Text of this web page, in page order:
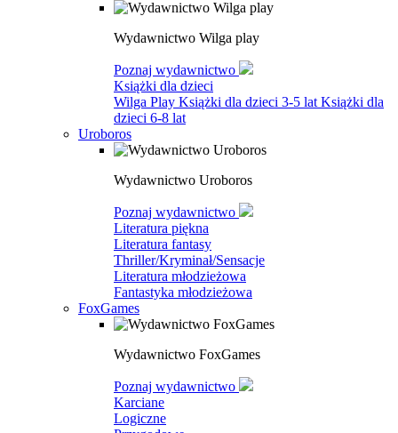
Wydawnictwo Wilga play
Poznaj wydawnictwo
Książki dla dzieci
Wilga Play Książki dla dzieci 3-5 lat Książki dla
dzieci 6-8 lat
Uroboros
Wydawnictwo Uroboros
Poznaj wydawnictwo
Literatura piękna
Literatura fantasy
Thriller/Kryminał/Sensacje
Literatura młodzieżowa
Fantastyka młodzieżowa
FoxGames
Wydawnictwo FoxGames
Poznaj wydawnictwo
Karciane
Logiczne